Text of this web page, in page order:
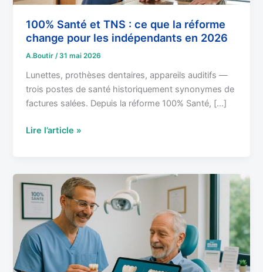
100% Santé et TNS : ce que la réforme
change pour les indépendants en 2026
A.Boutir/ 31 mai 2026
Lunettes, prothèses dentaires, appareils auditifs —
trois postes de santé historiquement synonymes de
factures salées. Depuis la réforme 100% Santé, […]
change
pour
les
2026
Lire l’article »
100%
santé
ce
que
les
seniors